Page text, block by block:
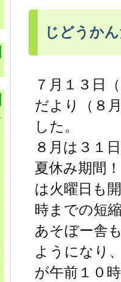
じどうか
７月１３日
だより（８
した。
８月は３１
夏休み期間
は火曜日も
時までの短
あそぼー舎
ようになり
が午前１０